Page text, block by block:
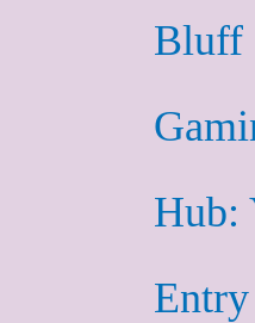
Bluff
Hub: